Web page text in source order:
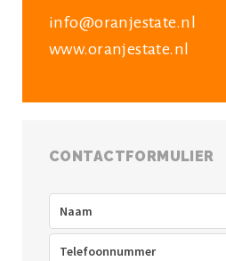
info@oranjestate.nl
www.oranjestate.nl
CONTACTFORMULIER
Telefoon